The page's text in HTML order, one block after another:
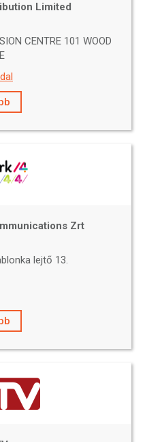
Limited
CENTRE 101 WOOD
Zrt
lejtő 13.